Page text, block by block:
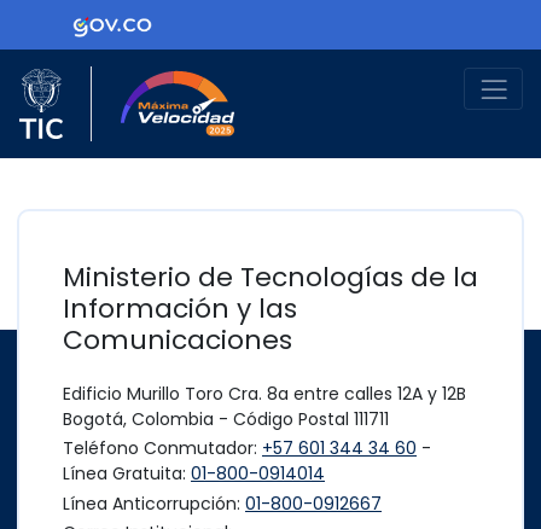
Ir al contenido principalLogo Gobierno de Colombia
Logo del Ministerio TIC
Ministerio de Tecnologías de la
Información y las
Comunicaciones
Edificio Murillo Toro Cra. 8a entre calles 12A y 12B
Bogotá, Colombia - Código Postal 111711
Teléfono Conmutador: +57 601 344 34 60 -
Línea Gratuita: 01-800-0914014
Línea Anticorrupción: 01-800-0912667